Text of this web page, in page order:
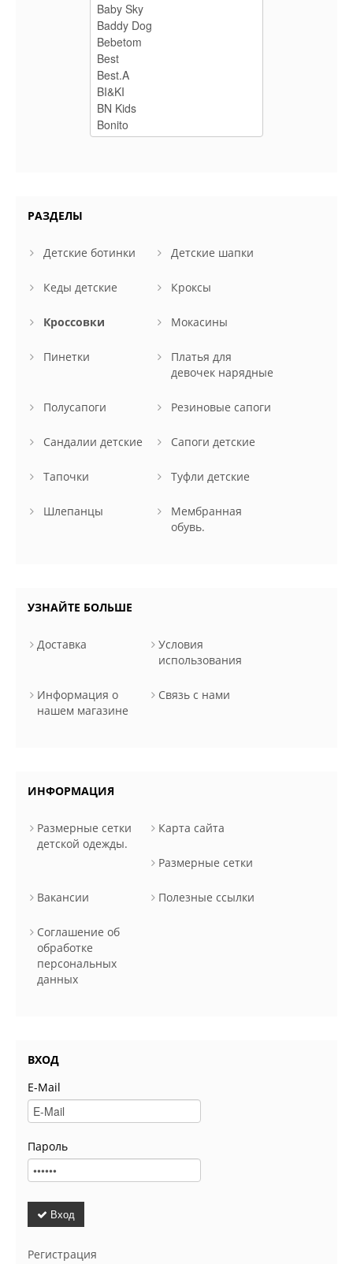
РАЗДЕЛЫ
Детские ботинки Детские шапки
Кеды детские Кроксы
Кроссовки Мокасины
Пинетки
Платья для
девочек нарядные
Полусапоги Резиновые сапоги
Сандалии детские Сапоги детские
Тапочки Туфли детские
Шлепанцы
Мембранная
обувь.
УЗНАЙТЕ БОЛЬШЕ
Доставка
Условия
использования
Информация о
нашем магазине
Связь с нами
ИНФОРМАЦИЯ
Размерные сетки
детской одежды.
Карта сайта
Размерные сетки
Вакансии Полезные ссылки
Соглашение об
обработке
персональных
данных
ВХОД
E-Mail
Пароль
Вход
Регистрация